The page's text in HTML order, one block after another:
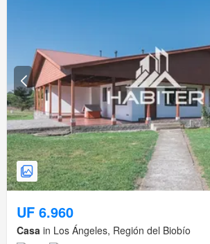
UF 6.960
Casa in Los Ángeles, Región del Biobío